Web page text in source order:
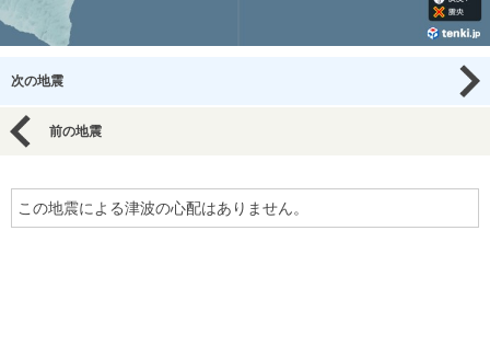
次の地震
前の地震
この地震による津波の心配はありません。